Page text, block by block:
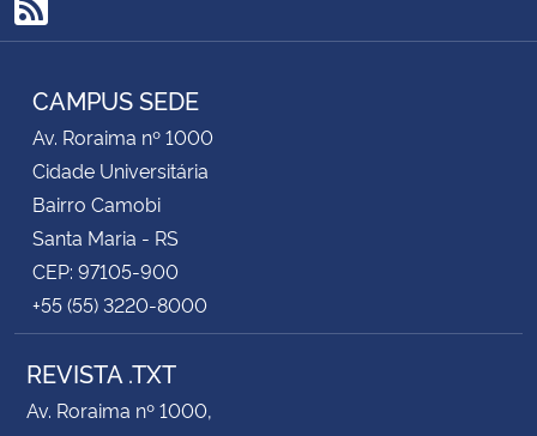
RSS
CAMPUS SEDE
Av. Roraima nº 1000
Cidade Universitária
Bairro Camobi
Santa Maria - RS
CEP: 97105-900
+55 (55) 3220-8000
REVISTA .TXT
Av. Roraima nº 1000,